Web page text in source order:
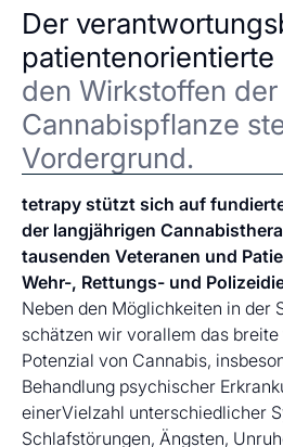
Der
patientenorientierte
den Wirkstoffen der
Cannabispflanze
Vordergrund.
tetrapy stützt sich auf
der langjährigen
tausenden Veteranen und
Wehr-, Rettungs- und
Neben den Möglichkeiten in der
schätzen wir vorallem das
Potenzial von Cannabis,
Behandlung psychischer
einerVielzahl unterschiedlicher
Schlafstörungen, Ängsten,